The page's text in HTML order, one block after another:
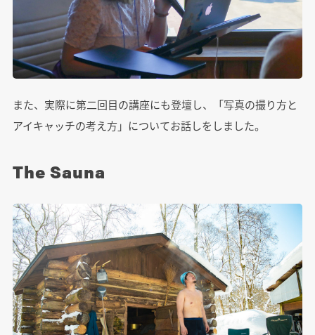
また、実際に第二回目の講座にも登壇し、「写真の撮り方と
アイキャッチの考え方」についてお話しをしました。
The Sauna